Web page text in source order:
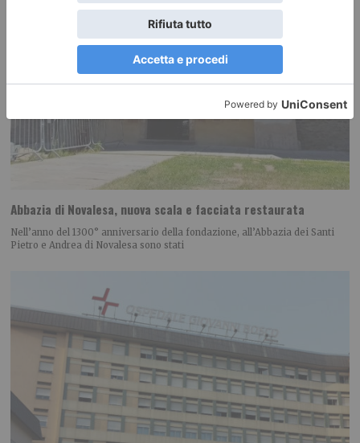
Abbazia di Novalesa, nuova scala e facciata restaurata
Nell’anno del 1300° anniversario della fondazione, all’Abbazia dei Santi
Pietro e Andrea di Novalesa sono stati